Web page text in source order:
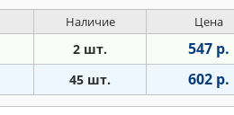
Наличие Цена
2 шт. 547 р.
45 шт. 602 р.